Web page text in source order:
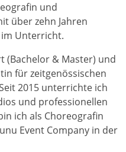
und
über zehn Jahren
Unterricht.
(Bachelor & Master) und
für zeitgenössischen
2015 unterrichte ich
und professionellen
ich als Choreografin
Event Company in der